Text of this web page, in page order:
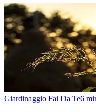
Giardinaggio Fai Da Te6